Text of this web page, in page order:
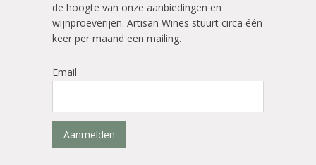
de hoogte van onze aanbiedingen en
wijnproeverijen. Artisan Wines stuurt circa één
keer per maand een mailing.
Email
Aanmelden